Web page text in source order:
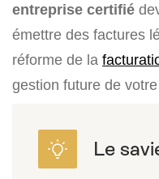
entreprise certifié
émettre des factures
réforme de la
gestion future de